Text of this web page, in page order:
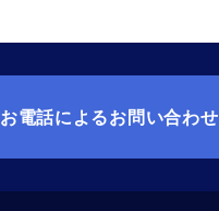
お電話によるお問い合わせ